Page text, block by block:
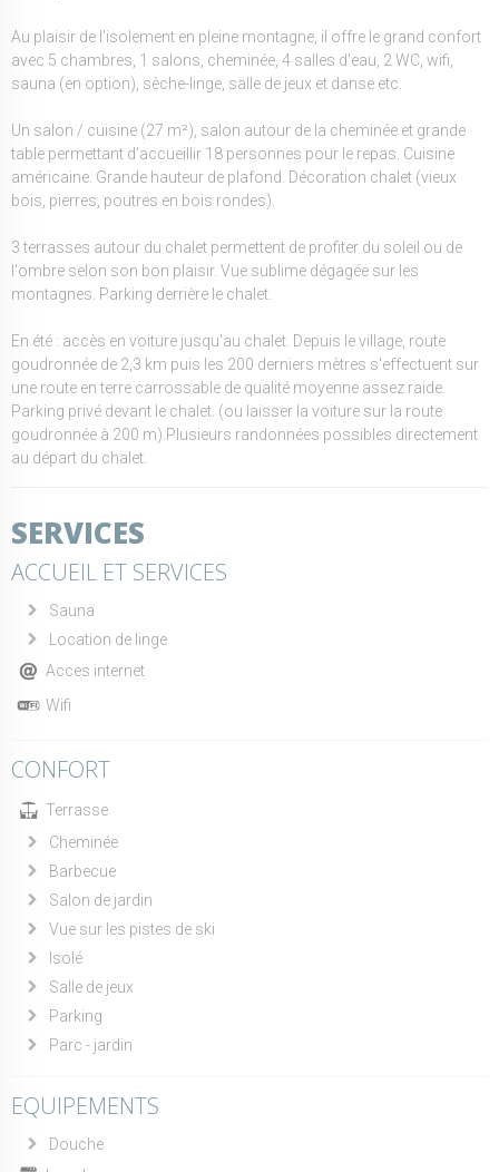
Au plaisir de l'isolement en pleine montagne, il offre le grand confort
avec 5 chambres, 1 salons, cheminée, 4 salles d'eau, 2 WC, wifi,
sauna (en option), sèche-linge, salle de jeux et danse etc.
Un salon / cuisine (27 m²), salon autour de la cheminée et grande
table permettant d’accueillir 18 personnes pour le repas. Cuisine
américaine. Grande hauteur de plafond. Décoration chalet (vieux
bois, pierres, poutres en bois rondes).
3 terrasses autour du chalet permettent de profiter du soleil ou de
l'ombre selon son bon plaisir. Vue sublime dégagée sur les
montagnes. Parking derrière le chalet.
En été : accès en voiture jusqu'au chalet. Depuis le village, route
goudronnée de 2,3 km puis les 200 derniers mètres s'effectuent sur
une route en terre carrossable de qualité moyenne assez raide.
Parking privé devant le chalet. (ou laisser la voiture sur la route
goudronnée à 200 m).Plusieurs randonnées possibles directement
au départ du chalet.
SERVICES
ACCUEIL ET SERVICES
Sauna
Location de linge
Acces internet
Wifi
CONFORT
Terrasse
Cheminée
Barbecue
Salon de jardin
Vue sur les pistes de ski
Isolé
Salle de jeux
Parking
Parc - jardin
EQUIPEMENTS
Douche